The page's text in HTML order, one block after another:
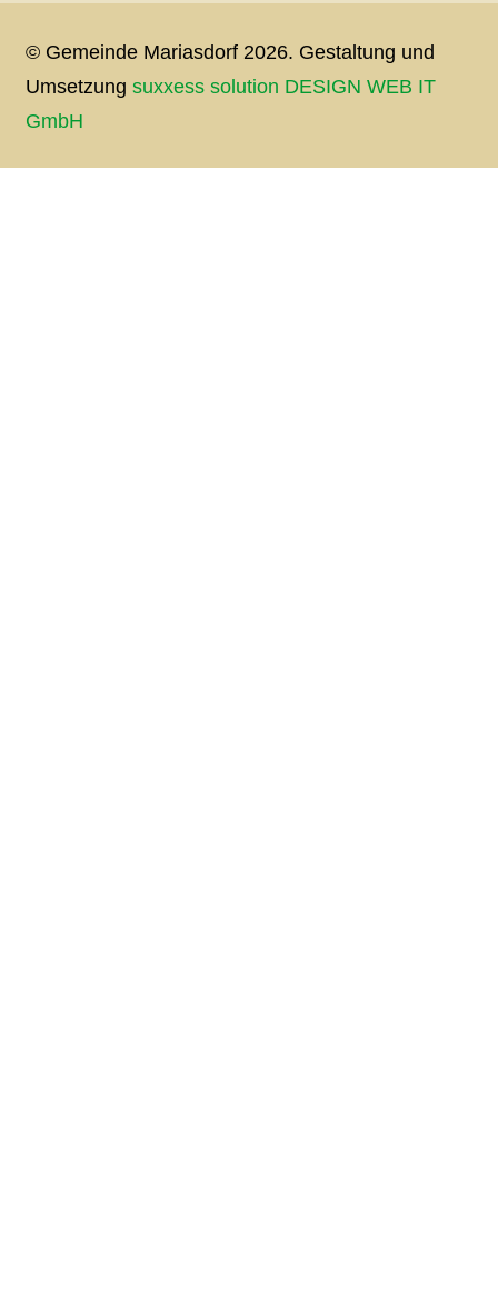
© Gemeinde Mariasdorf 2026. Gestaltung und
Umsetzung suxxess solution DESIGN WEB IT
GmbH